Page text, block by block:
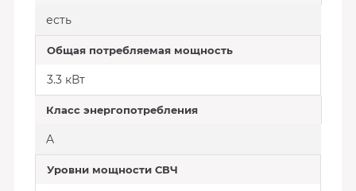
есть
Общая потребляемая мощность
3.3 кВт
Класс энергопотребления
A
Уровни мощности СВЧ